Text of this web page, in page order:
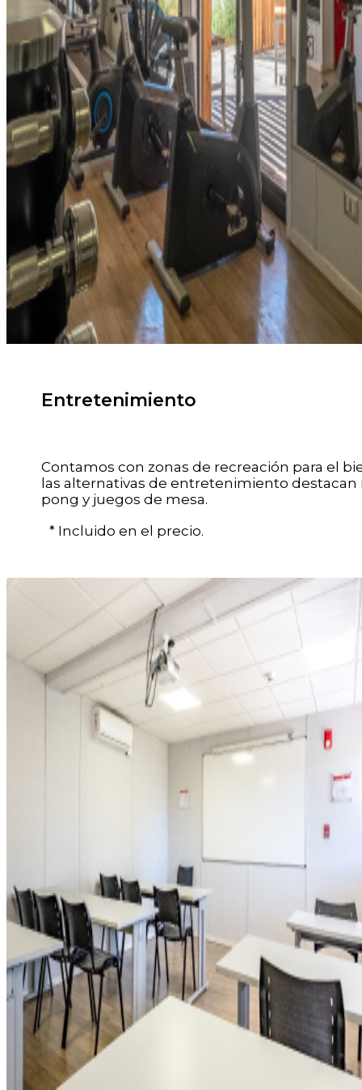
Entretenimiento
Contamos con zonas de recreación para el
las alternativas de entretenimiento destacan
pong y juegos de mesa.
* Incluido en el precio.